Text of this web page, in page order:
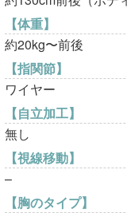
【体重】
約20kg〜前後
【指関節】
ワイヤー
【自立加工】
無し
【視線移動】
–
【胸のタイプ】